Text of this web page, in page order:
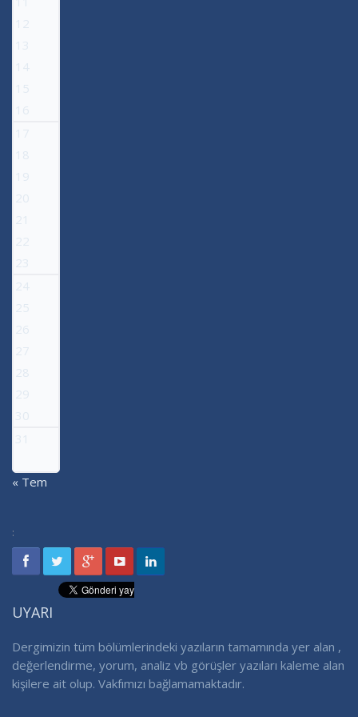
12
13
14
15
16
17
18
19
20
21
22
23
24
25
26
27
28
29
30
31
« Tem
:
UYARI
Dergimizin tüm bölümlerindeki yazıların tamamında yer alan ,
değerlendirme, yorum, analiz vb görüşler yazıları kaleme alan
kişilere ait olup. Vakfımızı bağlamamaktadır.